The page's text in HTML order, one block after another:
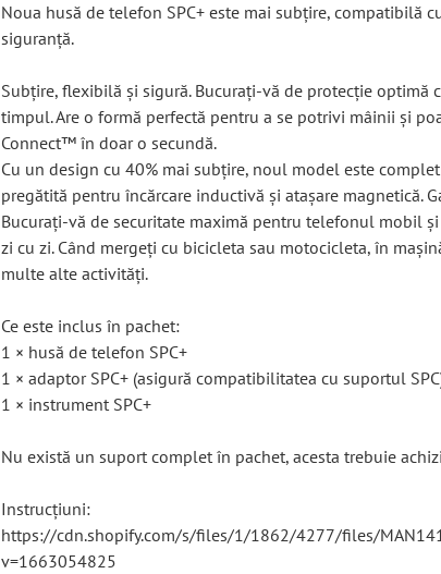
Noua husă de telefon SPC+ este mai subțire, compatibilă
siguranță.
Subțire, flexibilă și sigură. Bucurați-vă de protecție optimă
timpul. Are o formă perfectă pentru a se potrivi mâinii și
Connect™ în doar o secundă.
Cu un design cu 40% mai subțire, noul model este
pregătită pentru încărcare inductivă și atașare magnetică.
Bucurați-vă de securitate maximă pentru telefonul mobil
zi cu zi. Când mergeți cu bicicleta sau motocicleta, în
multe alte activități.
Ce este inclus în pachet:
1 × husă de telefon SPC+
1 × adaptor SPC+ (asigură compatibilitatea cu suportul
1 × instrument SPC+
Nu există un suport complet în pachet, acesta trebuie
Instrucțiuni:
https://cdn.shopify.com/s/files/1/1862/4277/files/
v=1663054825